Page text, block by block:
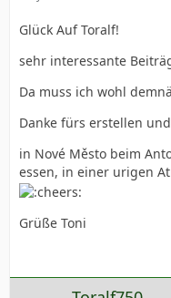
Glück Auf Toralf!
sehr interessante
Da muss ich wohl
Danke fürs erstellen
in Nové Město beim
essen, in einer urigen
Grüße Toni